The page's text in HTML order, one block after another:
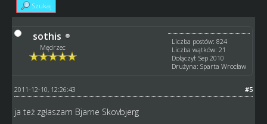
Szukaj
sothis
Mędrzec
Liczba postów: 824
Liczba wątków: 21
Dołączył: Sep 2010
Drużyna: Sparta Wrocław
#5
2011-12-10, 12:26:43
ja też zgłaszam Bjarne Skovbjerg